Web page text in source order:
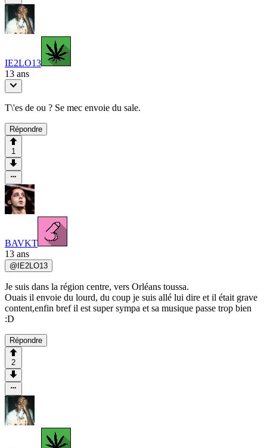
IE2LO13
13 ans
T\'es de ou ? Se mec envoie du sale.
Répondre
1
BAVKT
13 ans
@ IE2LO13
Je suis dans la région centre, vers Orléans toussa.
Ouais il envoie du lourd, du coup je suis allé lui dire et il était grave
content,enfin bref il est super sympa et sa musique passe trop bien
:D
Répondre
2